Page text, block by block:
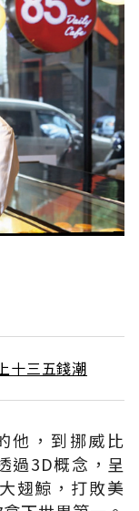
十三五錢潮
他，到挪威比
過3D概念，呈
翅鯨，打敗美